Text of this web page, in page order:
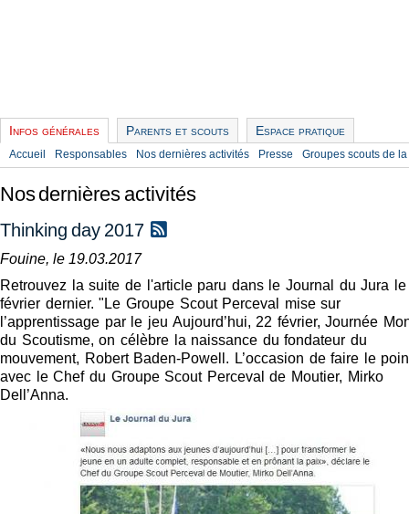
Infos générales Parents et scouts Espace pratique
Accueil Responsables Nos dernières activités Presse Groupes scouts de
Nos dernières activités
Thinking day 2017
Fouine, le 19.03.2017
Retrouvez la suite de l'article paru dans le Journal du Jura
février dernier. "Le Groupe Scout Perceval mise sur
l’apprentissage par le jeu Aujourd’hui, 22 février, Journée
du Scoutisme, on célèbre la naissance du fondateur du
mouvement, Robert Baden-Powell. L’occasion de faire le
avec le Chef du Groupe Scout Perceval de Moutier, Mirko
Dell’Anna.